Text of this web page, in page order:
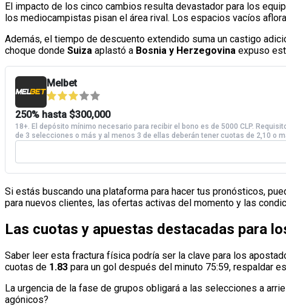
El impacto de los cinco cambios resulta devastador para los
los mediocampistas pisan el área rival. Los espacios vacíos
Además, el tiempo de descuento extendido suma un castigo
choque donde Suiza aplastó a Bosnia y Herzegovina expuso
Si estás buscando una plataforma para hacer tus pronósticos,
para nuevos clientes, las ofertas activas del momento y las
Las cuotas y apuestas destacadas para
Saber leer esta fractura física podría ser la clave para los
cuotas de 1.83 para un gol después del minuto 75:59, respaldar
La urgencia de la fase de grupos obligará a las selecciones a
agónicos?